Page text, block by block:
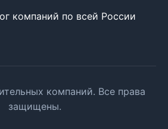
компаний по всей России
компаний. Все права
защищены.